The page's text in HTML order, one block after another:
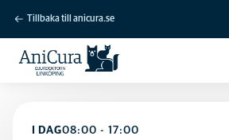
Tillbaka till anicura.se
I DAG08:00 - 17:00